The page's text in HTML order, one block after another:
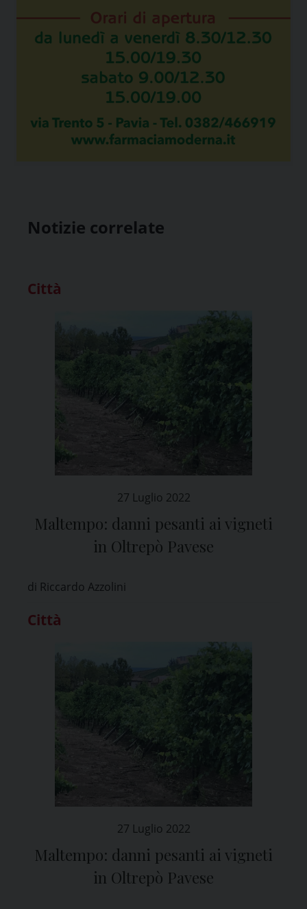
Notizie correlate
Città
27 Luglio 2022
Maltempo: danni pesanti ai vigneti
in Oltrepò Pavese
di Riccardo Azzolini
Città
27 Luglio 2022
Maltempo: danni pesanti ai vigneti
in Oltrepò Pavese